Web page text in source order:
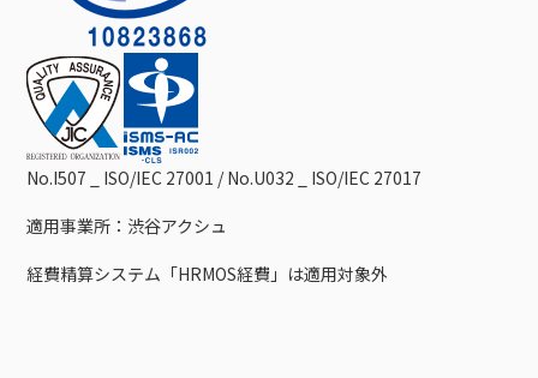
No.I507 _ ISO/IEC 27001 / No.U032 _ ISO/IEC 27017
適用事業所：渋谷アクシュ
経費精算システム「HRMOS経費」は適用対象外